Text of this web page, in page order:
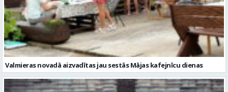
Valmieras novadā aizvadītas jau sestās Mājas kafejnīcu dienas